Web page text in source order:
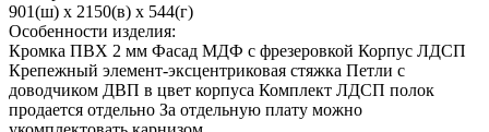
901(ш) x 2150(в) x 544(г)
Особенности изделия:
Кромка ПВХ 2 мм Фасад МДФ с фрезеровкой Корпус ЛДСП
Крепежный элемент-эксцентриковая стяжка Петли с
доводчиком ДВП в цвет корпуса Комплект ЛДСП полок
продается отдельно За отдельную плату можно